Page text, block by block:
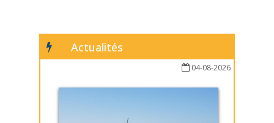
Actualités
04-08-2026